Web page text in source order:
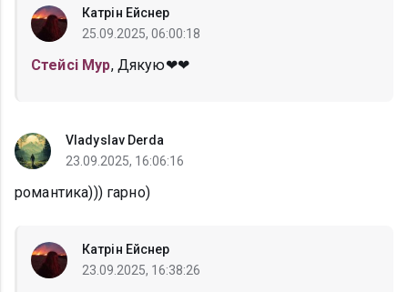
Катрін Ейснер
25.09.2025, 06:00:18
Стейсі Мур, Дякую❤❤
Vladyslav Derda
23.09.2025, 16:06:16
романтика))) гарно)
Катрін Ейснер
23.09.2025, 16:38:26